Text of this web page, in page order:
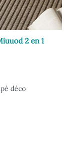
2 en 1
déco